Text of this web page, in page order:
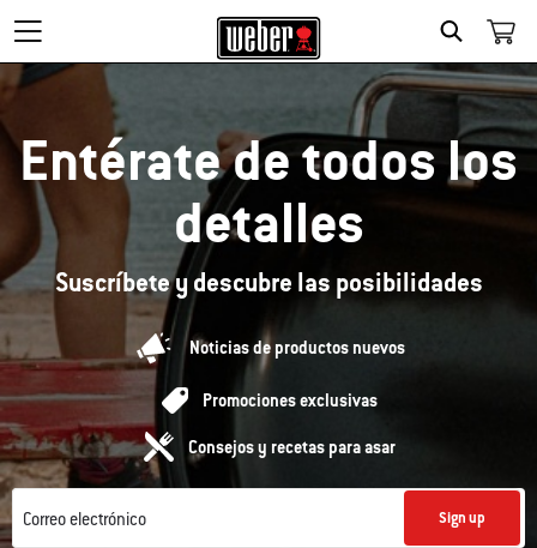
Search
Entérate de todos los
detalles
Suscríbete y descubre las posibilidades
Noticias de productos nuevos
Promociones exclusivas
Consejos y recetas para asar
Correo electrónico Sign up